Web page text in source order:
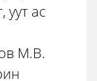
уут ас
М.В.